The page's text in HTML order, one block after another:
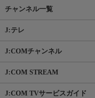
チャンネル一覧
J:テレ
J:COMチャンネル
J:COM STREAM
J:COM TVサービスガイド